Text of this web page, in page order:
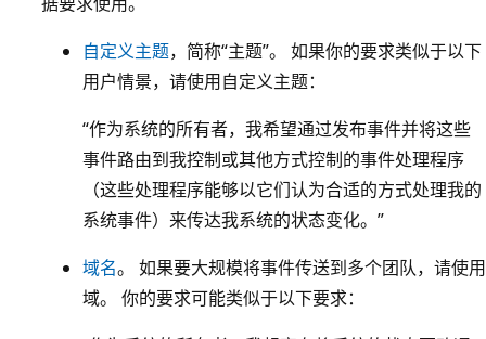
自定义主题，简称“主题”。 如果你的要求类似于以下
用户情景，请使用自定义主题：
“作为系统的所有者，我希望通过发布事件并将这些
事件路由到我控制或其他方式控制的事件处理程序
（这些处理程序能够以它们认为合适的方式处理我的
系统事件）来传达我系统的状态变化。”
域名。 如果要大规模将事件传送到多个团队，请使用
域。 你的要求可能类似于以下要求：